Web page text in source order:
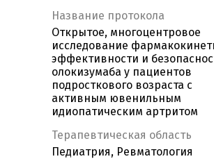
Название протокола
Открытое, многоцентровое
исследование
эффективности и
олокизумаба у пациентов
подросткового возраста с
активным ювенильным
идиопатическим артритом
Терапевтическая область
Педиатрия, Ревматология